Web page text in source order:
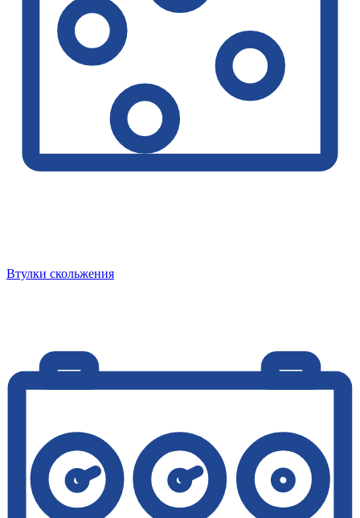
Втулки скольжения